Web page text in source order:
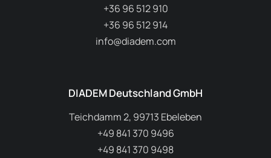
+36 96 512 910
+36 96 512 914
info@diadem.com
DIADEM Deutschland GmbH
Teichdamm 2, 99713 Ebeleben
+49 841 370 9496
+49 841 370 9498